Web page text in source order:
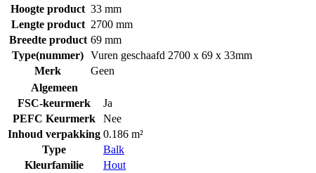
Hoogte product 33 mm
Lengte product 2700 mm
Breedte product 69 mm
Type(nummer) Vuren geschaafd 2700 x 69 x 33mm
Merk
Geen
Algemeen
FSC-keurmerk
Ja
PEFC Keurmerk
Nee
Inhoud verpakking 0.186 m²
Type
Balk
Kleurfamilie
Hout